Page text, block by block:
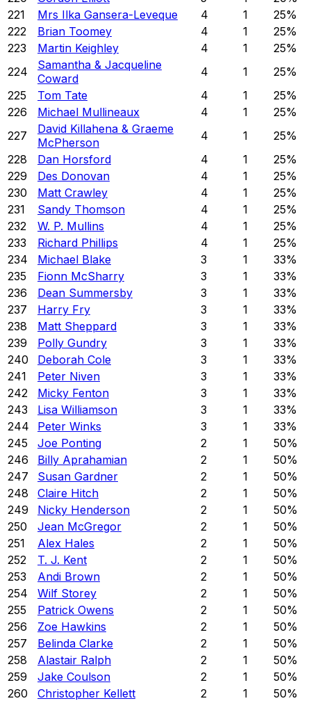
221
Mrs Ilka Gansera-Leveque 4 1 25%
222
Brian Toomey 4 1 25%
223
Martin Keighley 4 1 25%
224
Samantha & Jacqueline
Coward
4 1 25%
225
Tom Tate 4 1 25%
226
Michael Mullineaux 4 1 25%
227
David Killahena & Graeme
McPherson
4 1 25%
228
Dan Horsford 4 1 25%
229
Des Donovan 4 1 25%
230
Matt Crawley 4 1 25%
231
Sandy Thomson 4 1 25%
232
W. P. Mullins 4 1 25%
233
Richard Phillips 4 1 25%
234
Michael Blake 3 1 33%
235
Fionn McSharry 3 1 33%
236
Dean Summersby 3 1 33%
237
Harry Fry 3 1 33%
238
Matt Sheppard 3 1 33%
239
Polly Gundry 3 1 33%
240
Deborah Cole 3 1 33%
241
Peter Niven 3 1 33%
242
Micky Fenton 3 1 33%
243
Lisa Williamson 3 1 33%
244
Peter Winks 3 1 33%
245
Joe Ponting 2 1 50%
246
Billy Aprahamian 2 1 50%
247
Susan Gardner 2 1 50%
248
Claire Hitch 2 1 50%
249
Nicky Henderson 2 1 50%
250
Jean McGregor 2 1 50%
251
Alex Hales 2 1 50%
252
T. J. Kent 2 1 50%
253
Andi Brown 2 1 50%
254
Wilf Storey 2 1 50%
255
Patrick Owens 2 1 50%
256
Zoe Hawkins 2 1 50%
257
Belinda Clarke 2 1 50%
258
Alastair Ralph 2 1 50%
259
Jake Coulson 2 1 50%
260
Christopher Kellett 2 1 50%